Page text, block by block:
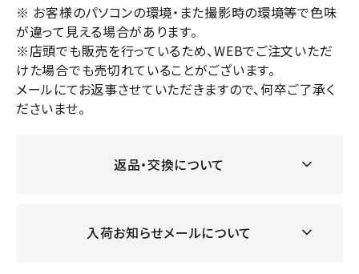
※ お客様のパソコンの環境・また撮影時の環境等で色味
が違って見える場合があります。
※店頭でも販売を行っているため、WEBでご注文いただ
けた場合でも売切れていることがございます。
メールにてお返事させていただきますので、何卒ご了承く
ださいませ。
返品・交換について
入荷お知らせメールについて